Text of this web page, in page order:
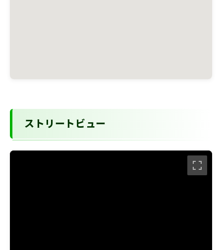
ストリートビュー